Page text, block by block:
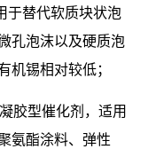
于替代软质块状泡
孔泡沫以及硬质泡
机锡相对较低；
胶型催化剂，适用
氨酯涂料、弹性